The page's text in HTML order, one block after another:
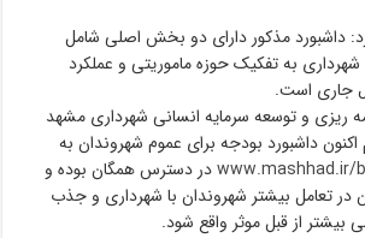
داشبورد مذکور دارای دو بخش اصلی شامل
به تفکیک حوزه ماموریتی و عملکرد
جاری است.
ریزی و توسعه سرمایه انسانی شهرداری مشهد
اکنون داشبورد بودجه برای عموم شهروندان به
www.mashhad.ir/در دسترس همگان بوده و
در تعامل بیشتر شهروندان با شهرداری و جذب
بیشتر از قبل موثر واقع شود.